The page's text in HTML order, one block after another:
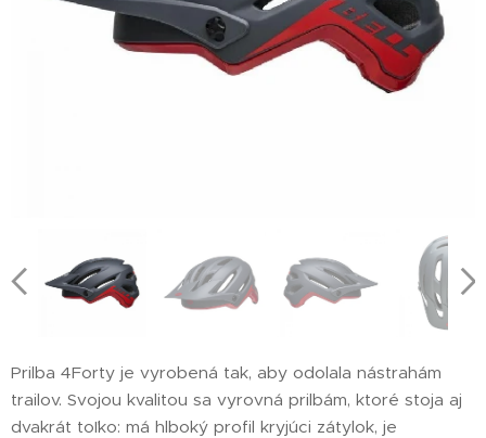
Prilba 4Forty je vyrobená tak, aby odolala nástrahám
trailov. Svojou kvalitou sa vyrovná prilbám, ktoré stoja aj
dvakrát toľko: má hlboký profil kryjúci zátylok, je